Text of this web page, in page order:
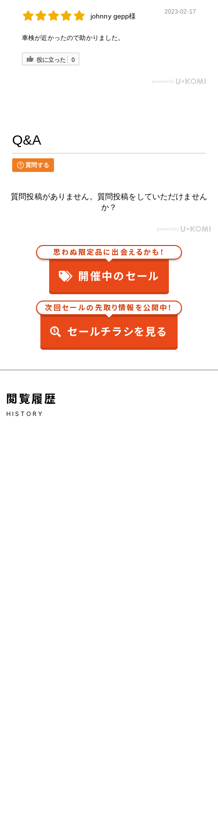
johnny gepp様
2023-02-17
車検が近かったので助かりました。
役に立った 0
Q&A
質問する
質問投稿がありません。質問投稿をしていただけません
か？
思わぬ限定品に出会えるかも！
開催中のセール
次回セールの先取り情報を公開中！
セールチラシを見る
閲覧履歴
HISTORY